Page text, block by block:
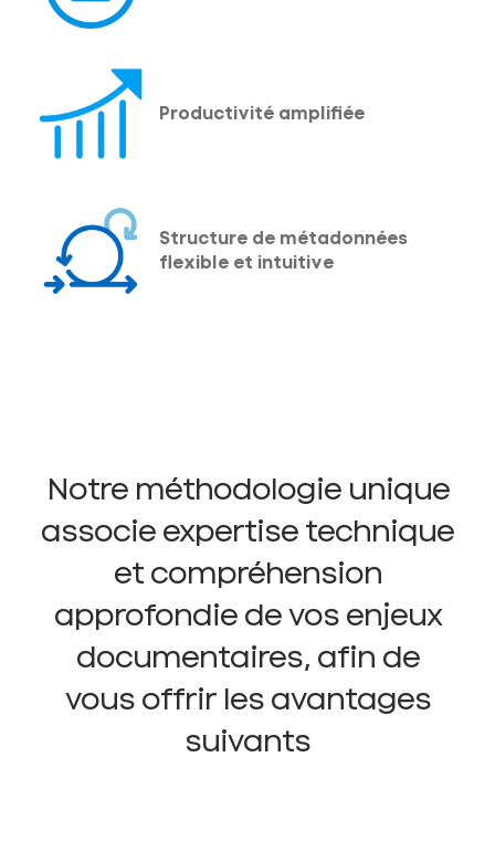
Productivité amplifiée
Structure de métadonnées
flexible et intuitive
Notre méthodologie unique
associe expertise technique
et compréhension
approfondie de vos enjeux
documentaires, afin de
vous offrir les avantages
suivants